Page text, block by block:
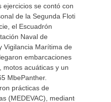
se contó con la
de la Segunda Flotilla
el Escuadrón
Naval de
Vigilancia Marítima de
embarcaciones
motos acuáticas y un
MbePanther.
prácticas de
(MEDEVAC), mediante